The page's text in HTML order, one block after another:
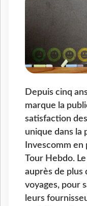
Depuis cinq
marque la
satisfaction
unique dans la
Invescomm
Tour Hebdo.
auprès de plus
voyages, pour
leurs